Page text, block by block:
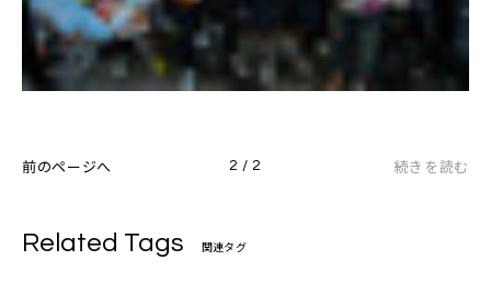
前のページへ 2 / 2 続きを読む
Related Tags 関連タグ